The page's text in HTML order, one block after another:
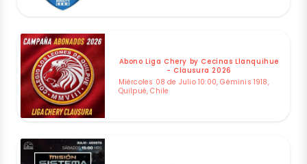
Abono Liga Chery by Cecinas Llanquihue
- Clausura 2026
Miércoles 08 de Julio 10:00, Géminis 1918,
Quilpué, Chile